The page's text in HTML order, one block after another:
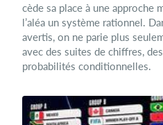
cède sa place à une approche
l’aléa un système rationnel.
avertis, on ne parie plus
avec des suites de chiffres,
probabilités conditionnelles.